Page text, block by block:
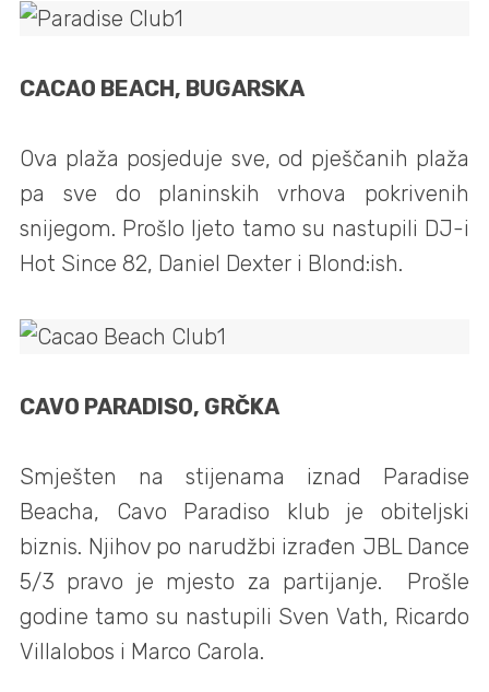
CACAO BEACH, BUGARSKA
Ova plaža posjeduje sve, od pješčanih plaža
pa sve do planinskih vrhova pokrivenih
snijegom. Prošlo ljeto tamo su nastupili DJ-i
Hot Since 82, Daniel Dexter i Blond:ish.
CAVO PARADISO, GRČKA
Smješten na stijenama iznad Paradise
Beacha, Cavo Paradiso klub je obiteljski
biznis. Njihov po narudžbi izrađen JBL Dance
5/3 pravo je mjesto za partijanje. Prošle
godine tamo su nastupili Sven Vath, Ricardo
Villalobos i Marco Carola.